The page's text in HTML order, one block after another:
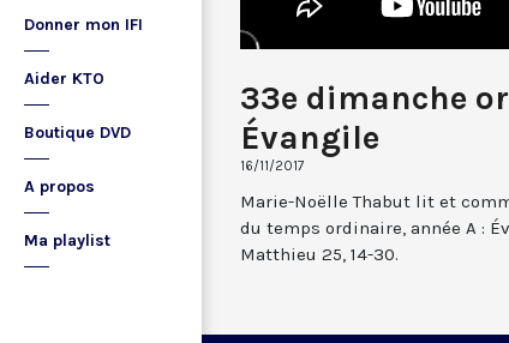
Donner mon IFI
Aider KTO
Boutique DVD
A propos
Ma playlist
33e dimanche
Évangile
16/11/2017
Marie-Noëlle Thabut lit et
du temps ordinaire, année A :
Matthieu 25, 14-30.